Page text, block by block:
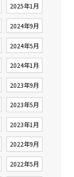
2025年1月
2024年9月
2024年5月
2024年1月
2023年9月
2023年5月
2023年1月
2022年9月
2022年5月